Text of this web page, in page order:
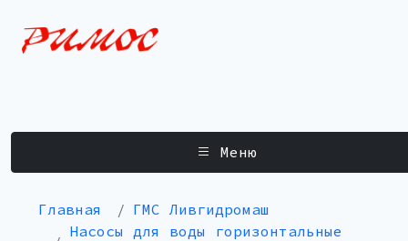
Меню
Главная
ГМС Ливгидромаш
Насосы для воды горизонтальные